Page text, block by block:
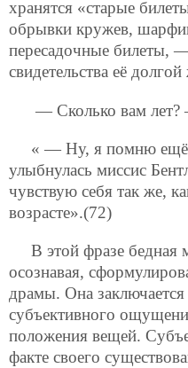
хранятся «старые
обрывки кружев,
пересадочные билеты,
свидетельства её
— Сколько вам
« — Ну, я помню ещё
улыбнулась миссис
чувствую себя так же,
возрасте».(72)
В этой фразе бедная
осознавая,
драмы. Она заключается
субъективного
положения вещей.
факте своего